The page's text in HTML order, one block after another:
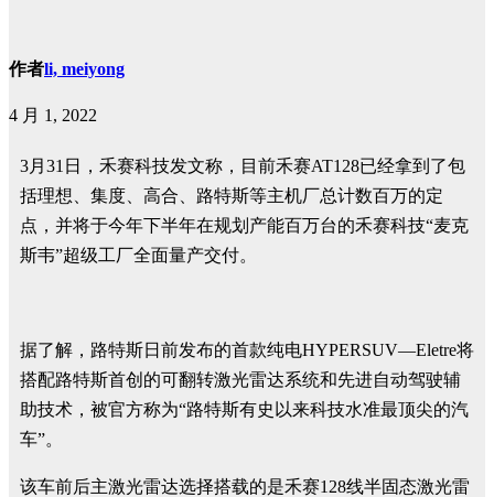
作者li, meiyong
4 月 1, 2022
3月31日，禾赛科技发文称，目前禾赛AT128已经拿到了包
括理想、集度、高合、路特斯等主机厂总计数百万的定
点，并将于今年下半年在规划产能百万台的禾赛科技“麦克
斯韦”超级工厂全面量产交付。
据了解，路特斯日前发布的首款纯电HYPERSUV—Eletre将
搭配路特斯首创的可翻转激光雷达系统和先进自动驾驶辅
助技术，被官方称为“路特斯有史以来科技水准最顶尖的汽
车”。
该车前后主激光雷达选择搭载的是禾赛128线半固态激光雷